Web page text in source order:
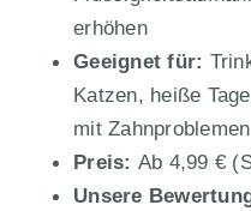
erhöhen
Geeignet für:
Katzen, heiße
mit Zahnproblemen
Preis: Ab 4,99 €
Unsere